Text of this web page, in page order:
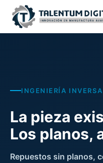
INGENIERÍA
La pieza
Los planos,
Repuestos sin planos,